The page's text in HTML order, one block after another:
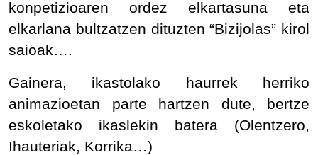
konpetizioaren ordez elkartasuna eta
elkarlana bultzatzen dituzten “Bizijolas” kirol
saioak….
Gainera, ikastolako haurrek herriko
animazioetan parte hartzen dute, bertze
eskoletako ikaslekin batera (Olentzero,
Ihauteriak, Korrika…)